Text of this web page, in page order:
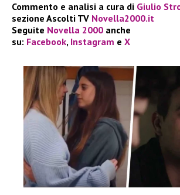
Commento e analisi a cura di Giulio
sezione Ascolti TV Novella2000.it
Seguite Novella 2000 anche
su: Facebook, Instagram e X